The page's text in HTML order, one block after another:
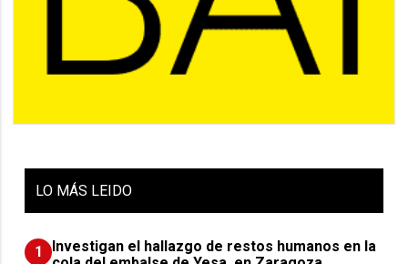
LO MÁS LEIDO
1
Investigan el hallazgo de restos humanos en la